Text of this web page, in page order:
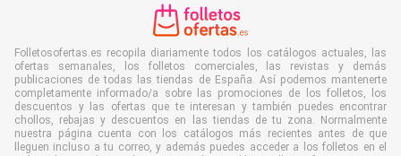
Folletosofertas.es recopila diariamente todos los catálogos actuales, las
ofertas semanales, los folletos comerciales, las revistas y demás
publicaciones de todas las tiendas de España. Así podemos mantenerte
completamente informado/a sobre las promociones de los folletos, los
descuentos y las ofertas que te interesan y también puedes encontrar
chollos, rebajas y descuentos en las tiendas de tu zona. Normalmente
nuestra página cuenta con los catálogos más recientes antes de que
lleguen incluso a tu correo, y además puedes acceder a los folletos en el